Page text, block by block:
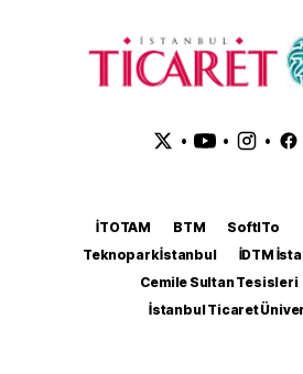
• • •
İTOTAM BTM SoftITo
Teknopark İstanbul
İDTM
Cemile Sultan Tesisleri
İstanbul Ticaret